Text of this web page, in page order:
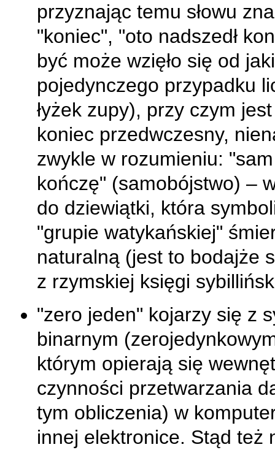
przyznając temu słowu
"koniec", "oto nadszedł
być może wzięło się od
pojedynczego przypadku
łyżek zupy), przy czym
koniec przedwczesny,
zwykle w rozumieniu:
kończę" (samobójstwo) –
do dziewiątki, która
"grupie watykańskiej"
naturalną (jest to bodajże
z rzymskiej księgi
"zero jeden" kojarzy się z
binarnym
którym opierają się
czynności przetwarzania
tym obliczenia) w
innej elektronice. Stąd też